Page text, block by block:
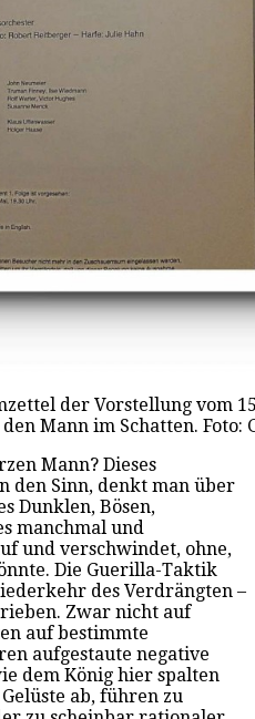
der Vorstellung vom
Mann im Schatten. Foto:
Mann? Dieses
den Sinn, denkt man über
Dunklen, Bösen,
manchmal und
und verschwindet, ohne,
Die Guerilla-Taktik
des Verdrängten –
Zwar nicht auf
auf bestimmte
aufgestaute negative
dem König hier spalten
ab, führen zu